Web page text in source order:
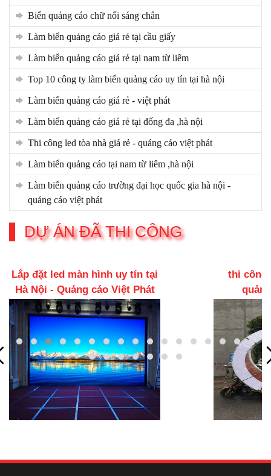
biển quảng cáo chữ nổi sáng chân
làm biển quảng cáo giá rẻ tại cầu giấy
làm biển quảng cáo giá rẻ tại nam từ liêm
top 10 công ty làm biển quảng cáo uy tín tại hà nội
làm biển quảng cáo giá rẻ - việt phát
làm biển quảng cáo giá rẻ tại đống đa ,hà nội
thi công led tòa nhà giá rẻ - quảng cáo việt phát
làm biển quảng cáo tại nam từ liêm ,hà nội
làm biển quảng cáo trường đại học quốc gia hà nội -
quảng cáo việt phát
DỰ ÁN ĐÃ THI CÔNG
thi công biển quảng cáo -
quảng cáo việt phát